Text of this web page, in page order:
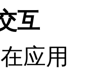
互
应用